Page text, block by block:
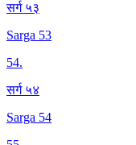
सर्ग ५३
Sarga 53
54.
सर्ग ५४
Sarga 54